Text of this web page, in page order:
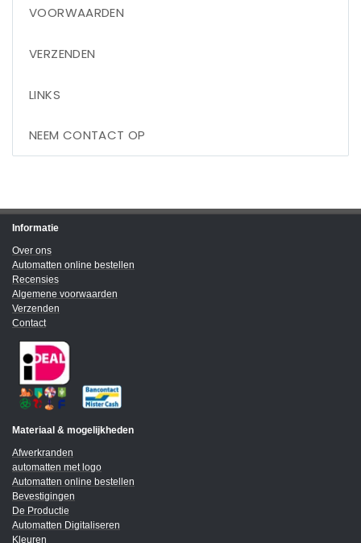
VOORWAARDEN
VERZENDEN
LINKS
NEEM CONTACT OP
Informatie
Over ons
Automatten online bestellen
Recensies
Algemene voorwaarden
Verzenden
Contact
Materiaal & mogelijkheden
Afwerkranden
automatten met logo
Automatten online bestellen
Bevestigingen
De Productie
Automatten Digitaliseren
Kleuren